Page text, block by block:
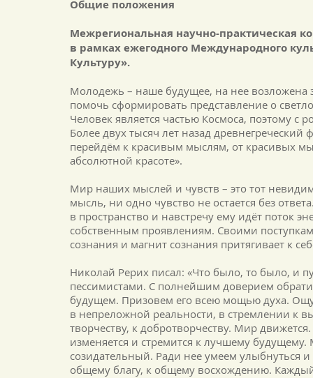
Общие положения
Межрегиональная научно-практическая
в рамках ежегодного Международного
Культуру».
Молодежь – наше будущее, на нее возложена
помочь сформировать представление о
Человек является частью Космоса, поэтому с
Более двух тысяч лет назад
перейдём к красивым мыслям, от красивых
абсолютной красоте».
Мир наших мыслей и чувств – это тот
мысль, ни одно чувство не остается без
в пространство и навстречу ему идёт поток
собственным проявлениям. Своими
сознания и магнит сознания притягивает к
Николай Рерих писал: «Что было, то было, и
пессимистами. С полнейшим доверием
будущем. Призовем его всею мощью духа.
в непреложной реальности, в стремлении к
творчеству, к добротворчеству. Мир
изменяется и стремится к лучшему
созидательный. Ради нее умеем улыбнуться
общему благу, к общему восхождению.